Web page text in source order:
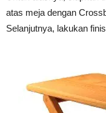
atas meja dengan
Selanjutnya, lakukan